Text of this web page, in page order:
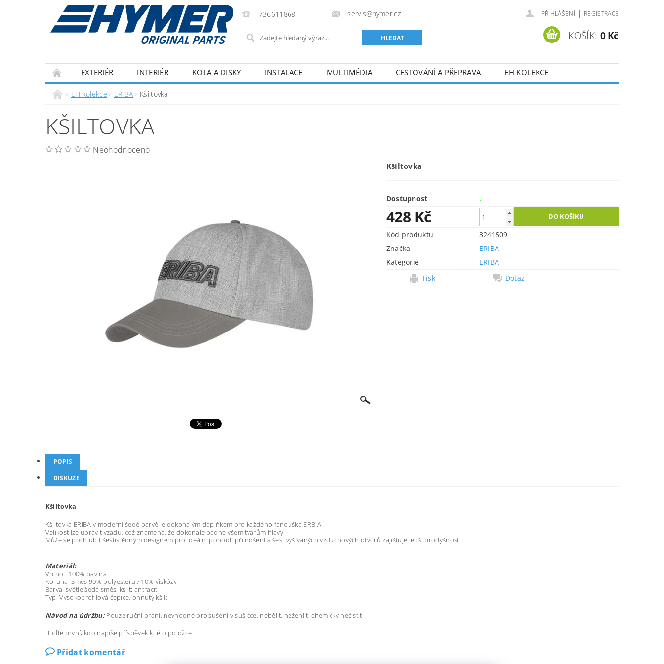
736611868 servis@hymer.cz PŘIHLÁŠENÍ | REGISTRACE
KOŠÍK: 0 Kč
EXTERIÉR INTERIÉR KOLA A DISKY INSTALACE MULTIMÉDIA CESTOVÁNÍ A PŘEPRAVA
EH KOLEKCE
ECOFLOW
IZOLACE
EH kolekce ERIBA Kšiltovka
KŠILTOVKA
Neohodnoceno
Kšiltovka
Dostupnost .
428 Kč
Kód produktu
3241509
Značka
ERIBA
Kategorie
ERIBA
Tisk
Dotaz
POPIS
DISKUZE
Kšiltovka
Kšiltovka ERIBA v moderní šedé barvě je dokonalým doplňkem pro každého fanouška ERBIA!
Velikost lze upravit vzadu, což znamená, že dokonale padne všem tvarům hlavy.
Může se pochlubit šestistěnným designem pro ideální pohodlí při nošení a šest vyšívaných vzduchových otvorů zajišťuje lepší prodyšnost.
Materiál:
Vrchol: 100% bavlna
Koruna: Směs 90% polyesteru / 10% viskózy
Barva: světle šedá směs, kšilt: antracit
Typ: Vysokoprofilová čepice, ohnutý kšilt
Návod na údržbu:Pouze ruční praní, nevhodné pro sušení v sušičce, nebělit, nežehlit, chemicky nečistit
Buďte první, kdo napíše příspěvek k této položce.
Přidat komentář